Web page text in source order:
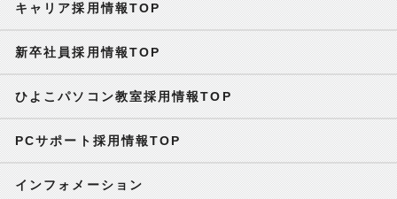
キャリア採用情報TOP
新卒社員採用情報TOP
ひよこパソコン教室採用情報TOP
PCサポート採用情報TOP
インフォメーション